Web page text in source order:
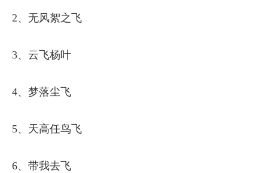
2、无风絮之飞
3、云飞杨叶
4、梦落尘飞
5、天高任鸟飞
6、带我去飞